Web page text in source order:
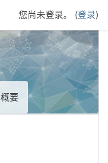
您尚未登录。 (登录)
概要